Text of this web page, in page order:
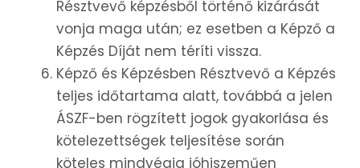
Résztvevő képzésből történő kizárását
vonja maga után; ez esetben a Képző a
Képzés Díját nem téríti vissza.
Képző és Képzésben Résztvevő a Képzés
teljes időtartama alatt, továbbá a jelen
ÁSZF-ben rögzített jogok gyakorlása és
kötelezettségek teljesítése során
köteles mindvégig jóhiszeműen